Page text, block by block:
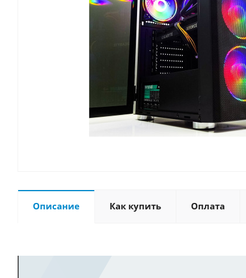
Описание Как купить Оплата